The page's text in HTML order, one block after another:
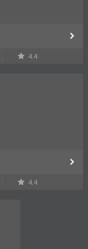
4.4
4.4